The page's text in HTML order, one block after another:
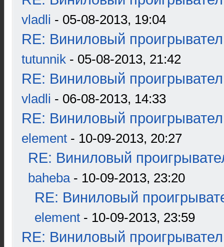
vladli - 05-08-2013, 19:04
RE: Виниловый
tutunnik - 05-08-2013, 21:42
RE: Виниловый
vladli - 06-08-2013, 14:33
RE: Виниловый
element - 10-09-2013, 20:27
RE: Виниловый
baheba- 10-09-2013, 23:20
RE: Виниловый
element - 10-09-2013, 23:59
RE: Виниловый